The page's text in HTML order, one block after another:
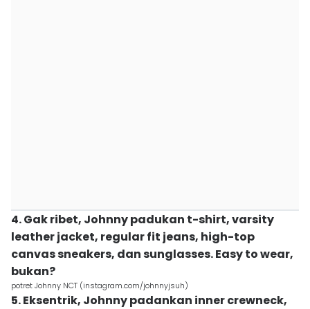
4. Gak ribet, Johnny padukan t-shirt, varsity
leather jacket, regular fit jeans, high-top
canvas sneakers, dan sunglasses. Easy to wear,
bukan?
potret Johnny NCT (instagram.com/johnnyjsuh)
5. Eksentrik, Johnny padankan inner crewneck,